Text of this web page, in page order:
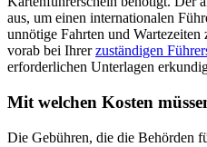
aus, um einen internationalen
unnötige Fahrten und
vorab bei Ihrerzuständigen
erforderlichen Unterlagen
Mit welchen Kosten
Die Gebühren, die die Behörden